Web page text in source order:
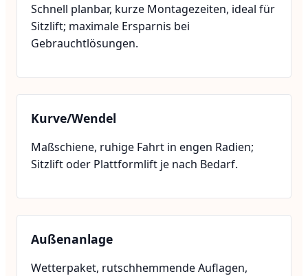
Schnell planbar, kurze Montagezeiten, ideal für
Sitzlift; maximale Ersparnis bei
Gebrauchtlösungen.
Kurve/Wendel
Maßschiene, ruhige Fahrt in engen Radien;
Sitzlift oder Plattformlift je nach Bedarf.
Außenanlage
Wetterpaket, rutschhemmende Auflagen,